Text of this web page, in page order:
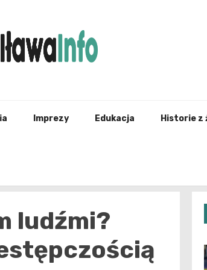
Imprezy Edukacja Historie z
ludźmi?